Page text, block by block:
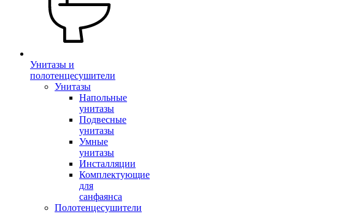
Унитазы и
полотенцесушители
Унитазы
Напольные
унитазы
Подвесные
унитазы
Умные
унитазы
Инсталляции
Комплектующие
для
санфаянса
Полотенцесушители